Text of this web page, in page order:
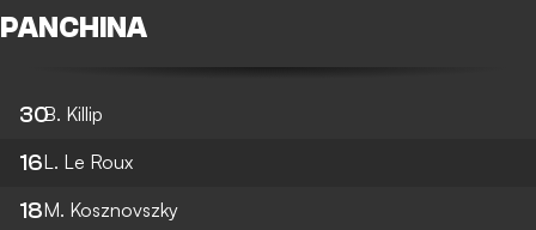
PANCHINA
30B. Killip
16L. Le Roux
18M. Kosznovszky